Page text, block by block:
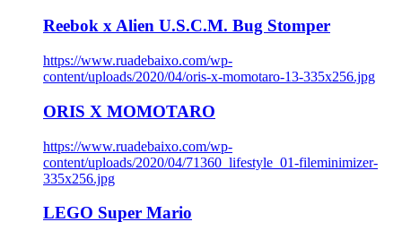
Reebok x Alien U.S.C.M. Bug Stomper
https://www.ruadebaixo.com/wp-
content/uploads/2020/04/oris-x-momotaro-13-335x256.jpg
ORIS X MOMOTARO
https://www.ruadebaixo.com/wp-
content/uploads/2020/04/71360_lifestyle_01-fileminimizer-
335x256.jpg
LEGO Super Mario